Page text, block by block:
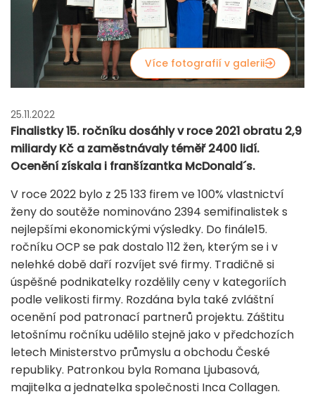
Více fotografií v galerii
25.11.2022
Finalistky 15. ročníku dosáhly v roce 2021 obratu 2,9
miliardy Kč a zaměstnávaly téměř 2400 lidí.
Ocenění získala i franšízantka McDonald´s.
V roce 2022 bylo z 25 133 firem ve 100% vlastnictví
ženy do soutěže nominováno 2394 semifinalistek s
nejlepšími ekonomickými výsledky. Do finále15.
ročníku OCP se pak dostalo 112 žen, kterým se i v
nelehké době daří rozvíjet své firmy. Tradičně si
úspěšné podnikatelky rozdělily ceny v kategoriích
podle velikosti firmy. Rozdána byla také zvláštní
ocenění pod patronací partnerů projektu. Záštitu
letošnímu ročníku udělilo stejně jako v předchozích
letech Ministerstvo průmyslu a obchodu České
republiky. Patronkou byla Romana Ljubasová,
majitelka a jednatelka společnosti Inca Collagen.